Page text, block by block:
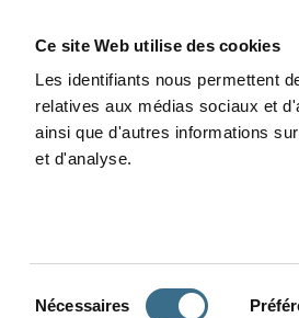
Ce site Web utilise des cookies
Les identifiants nous permettent
relatives aux médias sociaux et
ainsi que d'autres informations
et d'analyse.
Nécessaires